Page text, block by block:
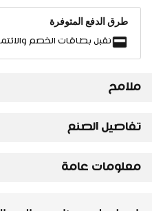
طرق الدفع المتوفرة
نقبل بطاقات الخصم
ملامح
تفاصيل الصنع
معلومات عامة